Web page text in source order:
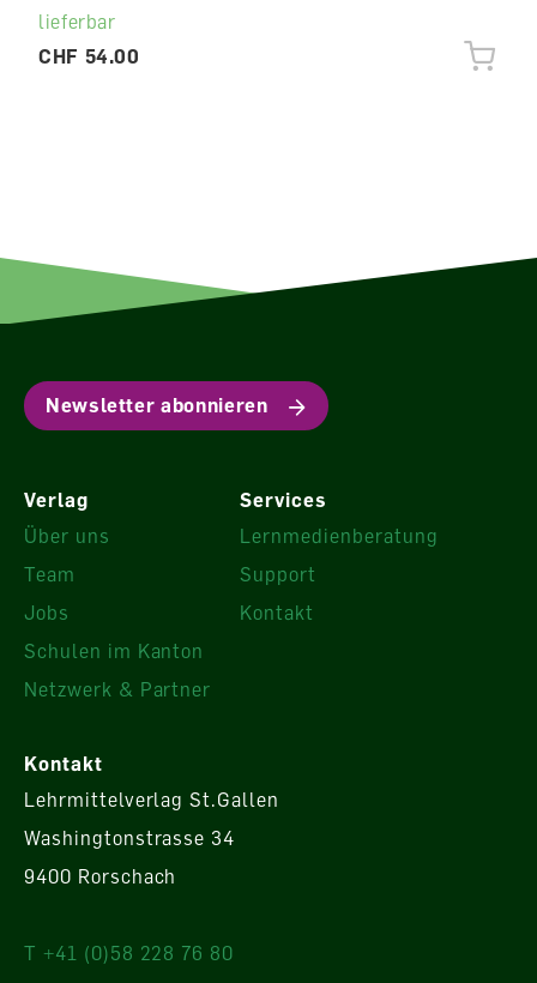
lieferbar
CHF 54.00
Newsletter abonnieren
Verlag
Über uns
Team
Jobs
Schulen im Kanton
Netzwerk & Partner
Services
Lernmedienberatung
Support
Kontakt
Kontakt
Lehrmittelverlag St.Gallen
Washingtonstrasse 34
9400 Rorschach
T +41 (0)58 228 76 80